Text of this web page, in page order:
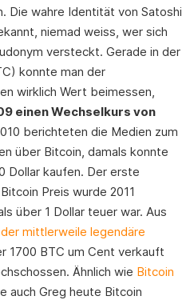
Die wahre Identität von Satoshi
niemad weiss, wer sich
versteckt. Gerade in der
konnte man der
wirklich Wert beimessen,
einen Wechselkurs von
berichteten die Medien zum
über Bitcoin, damals konnte
Dollar kaufen. Der erste
Preis wurde 2011
über 1 Dollar teuer war. Aus
der mittlerweile legendäre
1700 BTC um Cent verkauft
Ähnlich wie Bitcoin
auch Greg heute Bitcoin